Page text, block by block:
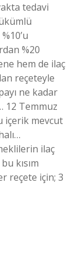
tedavi
%20
hem de ilaç
reçeteyle
ne kadar
12 Temmuz
içerik mevcut
ilaç
kısım
reçete için; 3